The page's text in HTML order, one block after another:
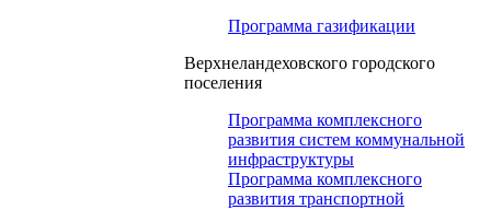
Программа газификации
Верхнеландеховского городского
поселения
Программа комплексного
развития систем коммунальной
инфраструктуры
Программа комплексного
развития транспортной